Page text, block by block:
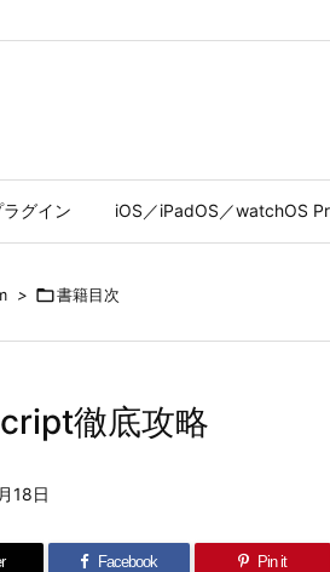
グイン iOS／iPadOS／watchOS
> 書籍目次
徹底攻略
18日
Facebook Pin it